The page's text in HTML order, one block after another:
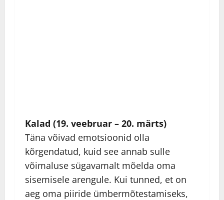
Kalad (19. veebruar – 20. märts)
Täna võivad emotsioonid olla
kõrgendatud, kuid see annab sulle
võimaluse sügavamalt mõelda oma
sisemisele arengule. Kui tunned, et on
aeg oma piiride ümbermõtestamiseks,